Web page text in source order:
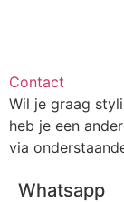
Contact
Wil je graag
heb je een
via
Whatsapp